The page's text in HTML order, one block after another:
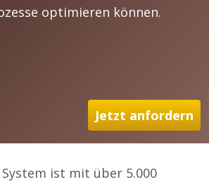
optimieren können.
Jetzt anfordern
ist mit über 5.000